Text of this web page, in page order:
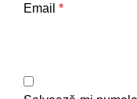
Email *